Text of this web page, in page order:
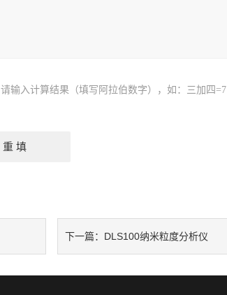
请输入计算结果（填写阿拉伯数字），如：三加四=7
下一篇： DLS100纳米粒度分析仪